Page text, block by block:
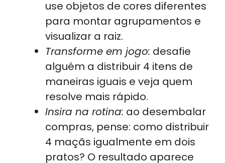
use objetos de cores diferentes
para montar agrupamentos e
visualizar a raiz.
Transforme em jogo: desafie
alguém a distribuir 4 itens de
maneiras iguais e veja quem
resolve mais rápido.
Insira na rotina: ao desembalar
compras, pense: como distribuir
4 maçãs igualmente em dois
pratos? O resultado aparece